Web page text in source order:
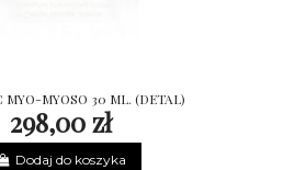
MYO-MYOSO 30 ML. (DETAL)
298,00 zł
Dodaj do koszyka